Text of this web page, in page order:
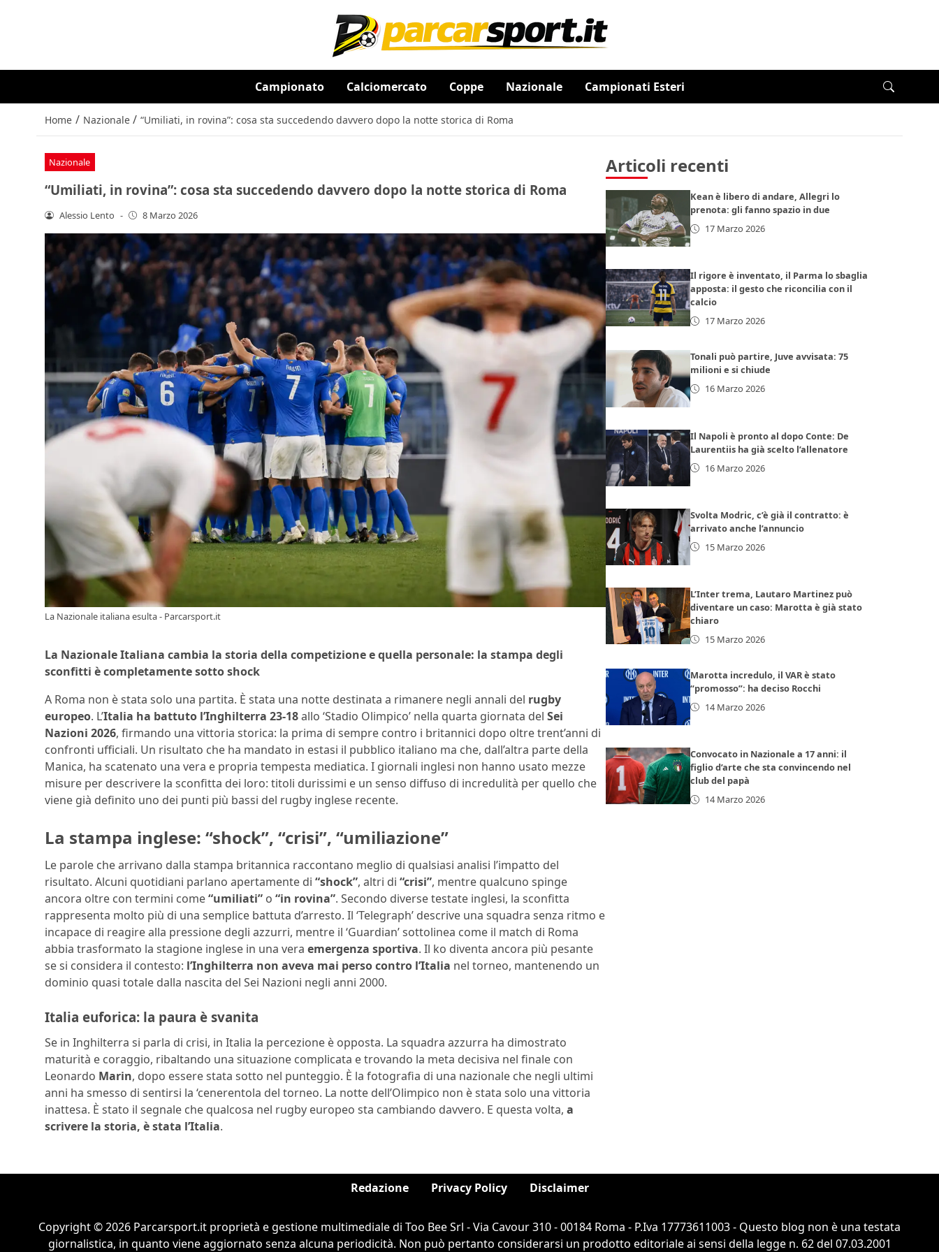
Campionato Calciomercato Coppe Nazionale Campionati Esteri
Home / Nazionale / “Umiliati, in rovina”: cosa sta succedendo davvero dopo la notte storica di Roma
Nazionale
“Umiliati, in rovina”: cosa sta succedendo davvero dopo la notte storica di Roma
Alessio Lento - 8 Marzo 2026
La Nazionale italiana esulta - Parcarsport.it
La Nazionale Italiana cambia la storia della competizione e quella personale: la stampa degli
sconfitti è completamente sotto shock
A Roma non è stata solo una partita. È stata una notte destinata a rimanere negli annali del rugby
europeo. L’Italia ha battuto l’Inghilterra 23-18allo ‘Stadio Olimpico’ nella quarta giornata del Sei
Nazioni 2026, firmando una vittoria storica: la prima di sempre contro i britannici dopo oltre trent’anni di
confronti ufficiali. Un risultato che ha mandato in estasi il pubblico italiano ma che, dall’altra parte della
Manica, ha scatenato una vera e propria tempesta mediatica. I giornali inglesi non hanno usato mezze
misure per descrivere la sconfitta dei loro: titoli durissimi e un senso diffuso di incredulità per quello che
viene già definito uno dei punti più bassi del rugby inglese recente.
La stampa inglese: “shock”, “crisi”, “umiliazione”
Le parole che arrivano dalla stampa britannica raccontano meglio di qualsiasi analisi l’impatto del
risultato. Alcuni quotidiani parlano apertamente di “shock”, altri di “crisi”, mentre qualcuno spinge
ancora oltre con termini come“umiliati” o “in rovina”. Secondo diverse testate inglesi, la sconfitta
rappresenta molto più di una semplice battuta d’arresto. Il ‘Telegraph’ descrive una squadra senza ritmo e
incapace di reagire alla pressione degli azzurri, mentre il ‘Guardian’ sottolinea come il match di Roma
abbia trasformato la stagione inglese in una vera emergenza sportiva. Il ko diventa ancora più pesante
se si considera il contesto: l’Inghilterra non aveva mai perso contro l’Italia nel torneo, mantenendo un
dominio quasi totale dalla nascita del Sei Nazioni negli anni 2000.
Italia euforica: la paura è svanita
Se in Inghilterra si parla di crisi, in Italia la percezione è opposta. La squadra azzurra ha dimostrato
maturità e coraggio, ribaltando una situazione complicata e trovando la meta decisiva nel finale con
Leonardo Marin, dopo essere stata sotto nel punteggio. È la fotografia di una nazionale che negli ultimi
anni ha smesso di sentirsi la ‘cenerentola del torneo. La notte dell’Olimpico non è stata solo una vittoria
inattesa. È stato il segnale che qualcosa nel rugby europeo sta cambiando davvero. E questa volta, a
scrivere la storia, è stata l’Italia.
Articoli recenti
Kean è libero di andare, Allegri lo
prenota: gli fanno spazio in due
17 Marzo 2026
Il rigore è inventato, il Parma lo sbaglia
apposta: il gesto che riconcilia con il
calcio
17 Marzo 2026
Tonali può partire, Juve avvisata: 75
milioni e si chiude
16 Marzo 2026
Il Napoli è pronto al dopo Conte: De
Laurentiis ha già scelto l’allenatore
16 Marzo 2026
Svolta Modric, c’è già il contratto: è
arrivato anche l’annuncio
15 Marzo 2026
L’Inter trema, Lautaro Martinez può
diventare un caso: Marotta è già stato
chiaro
15 Marzo 2026
Marotta incredulo, il VAR è stato
“promosso”: ha deciso Rocchi
14 Marzo 2026
Convocato in Nazionale a 17 anni: il
figlio d’arte che sta convincendo nel
club del papà
14 Marzo 2026
Redazione Privacy Policy Disclaimer
Copyright © 2026 Parcarsport.it proprietà e gestione multimediale di Too Bee Srl - Via Cavour 310 - 00184 Roma - P.Iva 17773611003 - Questo blog non è una testata
giornalistica, in quanto viene aggiornato senza alcuna periodicità. Non può pertanto considerarsi un prodotto editoriale ai sensi della legge n. 62 del 07.03.2001